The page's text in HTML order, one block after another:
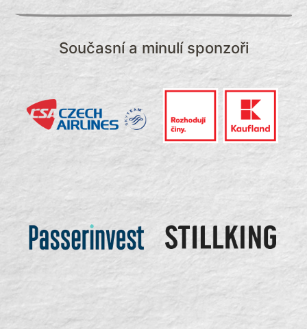
Současní a minulí sponzoři